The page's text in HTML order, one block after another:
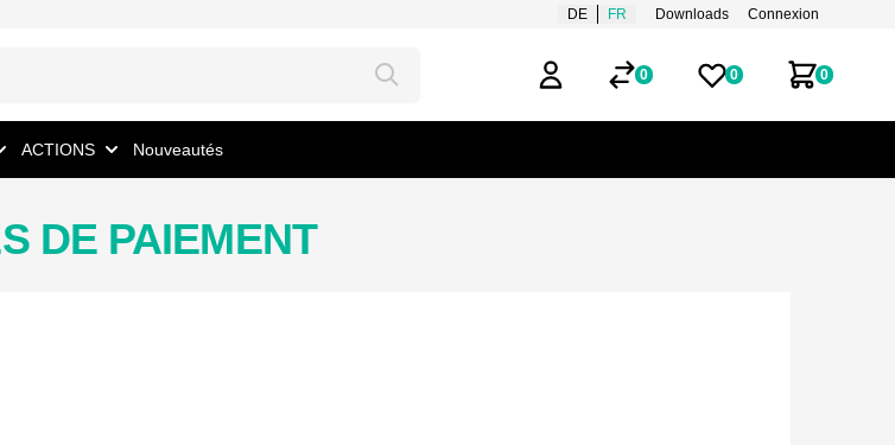
DE FR Downloads Connexion
Compte d'utilisateur
0 0
Listes de favoris
0
Mon
ACTIONS Nouveautés
DE PAIEMENT